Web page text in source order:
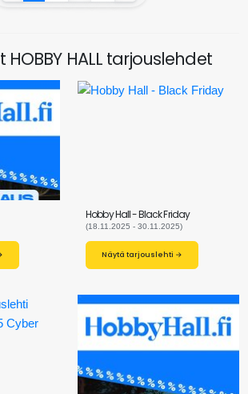
HOBBY HALL tarjouslehdet
→
Hobby Hall - Black Friday
(18.11.2025 - 30.11.2025)
Näytä tarjouslehti →